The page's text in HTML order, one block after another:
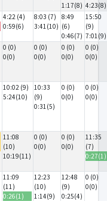
1:17(8) 4:23(8)
4:22 (4)
0:59(6)
8:03 (7)
3:41(10)
8:49
(6)
0:46(7)
15:50
(9)
7:01(9)
0 (0)
0(0)
0 (0)
0(0)
0 (0)
0(0)
0 (0)
0(0)
10:02 (9)
5:24(10)
10:33
(9)
0:31(5)
0 (0)
0(0)
0 (0)
0(0)
11:08
(10)
10:19(11)
0 (0)
0(0)
0 (0)
0(0)
11:35
(7)
0:27(1)
11:09
(11)
0:26(1)
12:23
(10)
1:14(9)
12:48
(9)
0:25(4)
0 (0)
0(0)